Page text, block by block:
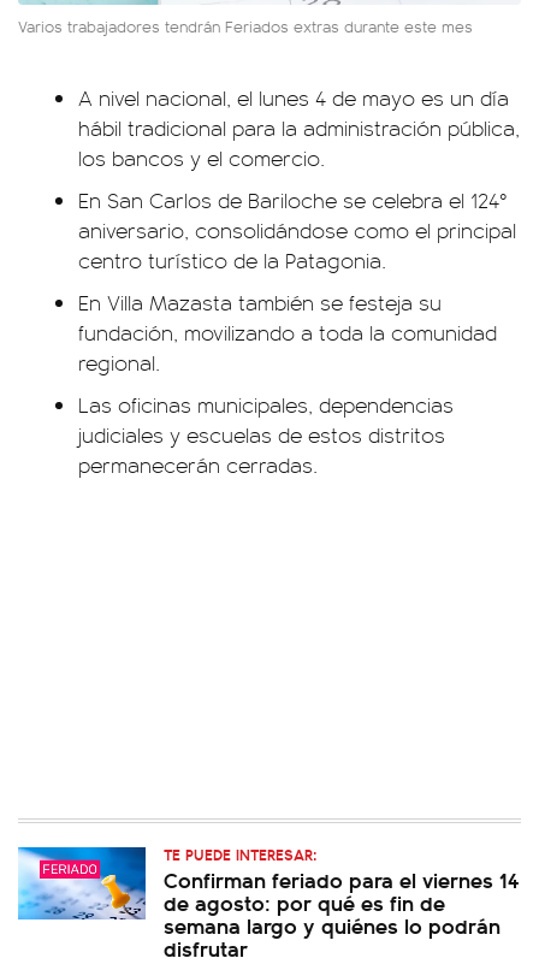
Varios trabajadores tendrán Feriados extras durante este mes
A nivel nacional, el lunes 4 de mayo es un día
hábil tradicional para la administración pública,
los bancos y el comercio.
En San Carlos de Bariloche se celebra el 124°
aniversario, consolidándose como el principal
centro turístico de la Patagonia.
En Villa Mazasta también se festeja su
fundación, movilizando a toda la comunidad
regional.
Las oficinas municipales, dependencias
judiciales y escuelas de estos distritos
permanecerán cerradas.
TE PUEDE INTERESAR:
Confirman feriado para el viernes 14
de agosto: por qué es fin de
semana largo y quiénes lo podrán
disfrutar